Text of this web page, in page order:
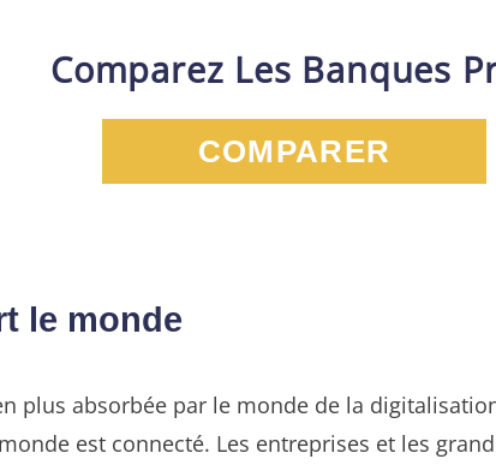
Comparez Les Banques
COMPARER
le monde
plus absorbée par le monde de la
est connecté. Les entreprises et les